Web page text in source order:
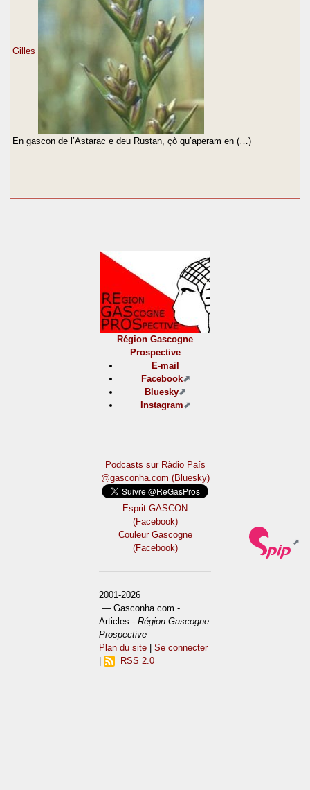
Gilles
En gascon de l’Astarac e deu Rustan, çò qu’aperam en (…)
Région Gascogne
Prospective
E-mail
Facebook
Bluesky
Instagram
Podcasts sur Ràdio País
@gasconha.com (Bluesky)
Esprit GASCON
(Facebook)
Couleur Gascogne
(Facebook)
2001-2026
— Gasconha.com -
Articles -Région Gascogne
Prospective
Plan du site |Se connecter
RSS 2.0